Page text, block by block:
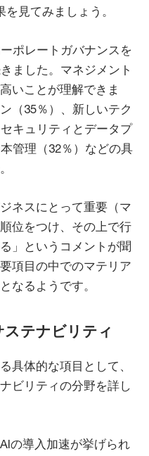
見てみましょう。
ポレートガバナンスを
ました。マネジメント
いことが理解できま
（35％）、新しいテク
キュリティとデータプ
管理（32％）などの具
ネスにとって重要（マ
位をつけ、その上で行
」というコメントが聞
項目の中でのマテリア
なるようです。
ステナビリティ
具体的な項目として、
ビリティの分野を詳し
の導入加速が挙げられ